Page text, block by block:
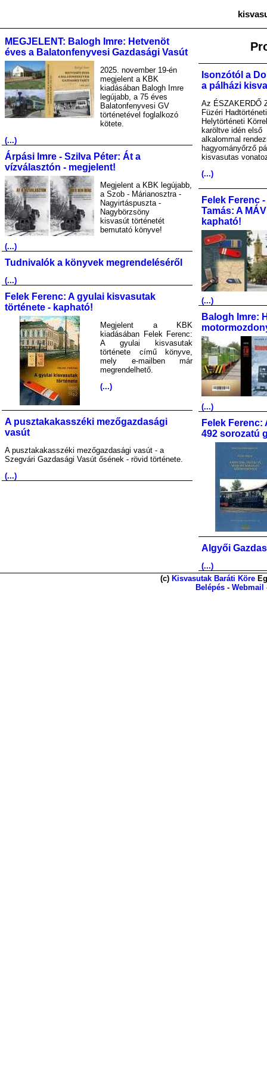
MEGJELENT: Balogh Imre: Hetvenöt
éves a Balatonfenyvesi Gazdasági Vasút
2025. november 19-én
megjelent a KBK
kiadásában Balogh Imre
legújabb, a 75 éves
Balatonfenyvesi GV
történetével foglalkozó
kötete.
(...)
Árpási Imre - Szilva Péter: Át a
vízválasztón - megjelent!
Megjelent a KBK legújabb,
a Szob - Márianosztra -
Nagyirtáspuszta -
Nagybörzsöny
kisvasút történetét
bemutató könyve!
(...)
Tudnivalók a könyvek megrendeléséről
(...)
Felek Ferenc: A gyulai kisvasutak
története - kapható!
Megjelent a KBK
kiadásában Felek Ferenc:
A gyulai kisvasutak
története című könyve,
mely e-mailben már
megrendelhető.
(...)
A pusztakakasszéki mezőgazdasági
vasút
A pusztakakasszéki mezőgazdasági vasút - a
Szegvári Gazdasági Vasút ősének - rövid története.
(...)
Isonzótól a
a pálházi
Az ÉSZAKERDŐ
Füzéri
Helytörténeti Körrel
karöltve idén első
alkalommal
hagyományőrző
kisvasutas
(...)
Felek Ferenc
Tamás: A
kapható!
(...)
Balogh Imre:
(...)
Felek Ferenc:
492 sorozatú
Algyői
(...)
(c) Kisvasutak Baráti Köre
Belépés - Webmail